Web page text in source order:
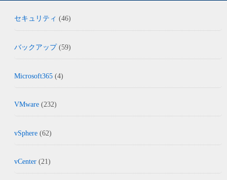
セキュリティ (46)
バックアップ(59)
Microsoft365 (4)
VMware (232)
vSphere (62)
vCenter (21)